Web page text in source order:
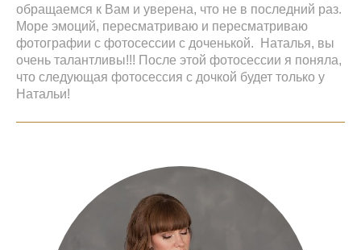
обращаемся к Вам и уверена, что не в последний раз.
Море эмоций, пересматриваю и пересматриваю
фотографии с фотосессии с доченькой. Наталья, вы
очень талантливы!!! После этой фотосессии я поняла,
что следующая фотосессия с дочкой будет только у
Натальи!